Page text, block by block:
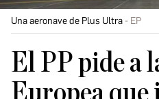
Una aeronave de Plus Ultra EP
El PP pide a
Europea que